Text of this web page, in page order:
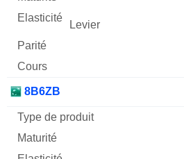
8B6ZB